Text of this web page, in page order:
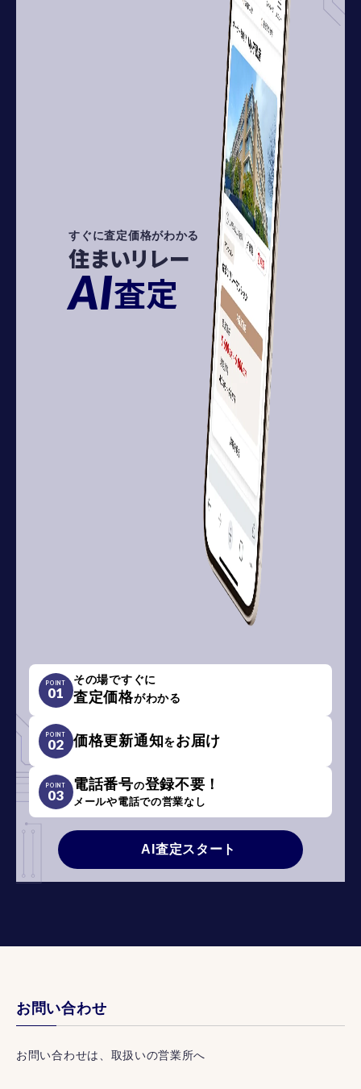
すぐに査定価格がわかる
住まいリレー
AI査定
POINT
01
その場ですぐに
査定価格がわかる
POINT
02 価格更新通知をお届け
POINT
03
電話番号の登録不要！
メールや電話での営業なし
AI査定スタート
お問い合わせ
お問い合わせは、取扱いの営業所へ